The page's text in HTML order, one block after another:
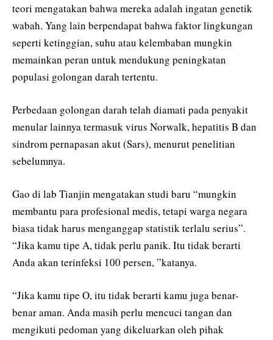
teori mengatakan bahwa mereka adalah ingatan genetik
wabah. Yang lain berpendapat bahwa faktor lingkungan
seperti ketinggian, suhu atau kelembaban mungkin
memainkan peran untuk mendukung peningkatan
populasi golongan darah tertentu.
Perbedaan golongan darah telah diamati pada penyakit
menular lainnya termasuk virus Norwalk, hepatitis B dan
sindrom pernapasan akut (Sars), menurut penelitian
sebelumnya.
Gao di lab Tianjin mengatakan studi baru “mungkin
membantu para profesional medis, tetapi warga negara
biasa tidak harus menganggap statistik terlalu serius”.
“Jika kamu tipe A, tidak perlu panik. Itu tidak berarti
Anda akan terinfeksi 100 persen, ”katanya.
“Jika kamu tipe O, itu tidak berarti kamu juga benar-
benar aman. Anda masih perlu mencuci tangan dan
mengikuti pedoman yang dikeluarkan oleh pihak